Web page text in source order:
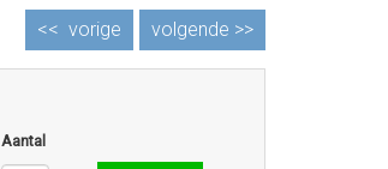
volgende >>
<< vorige
Aantal